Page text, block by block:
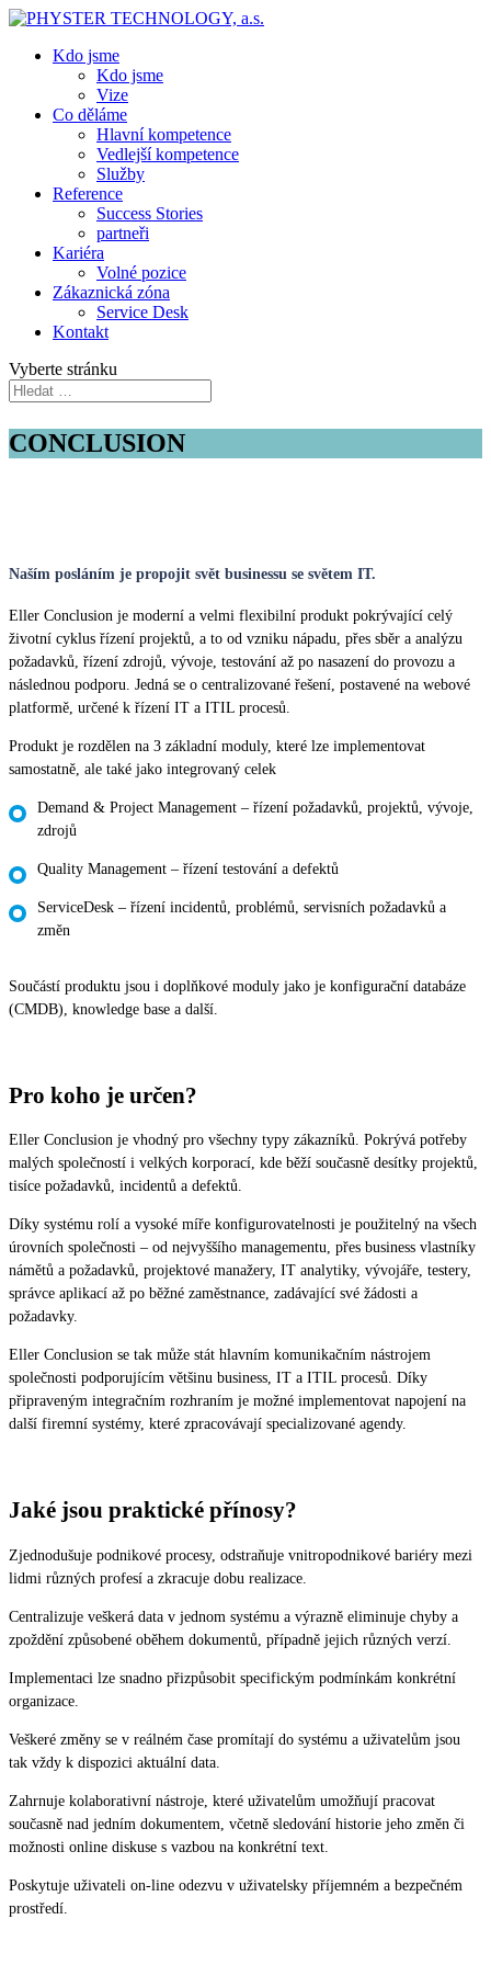
Kdo jsme
Kdo jsme
Vize
Co děláme
Hlavní kompetence
Vedlejší kompetence
Služby
Reference
Success Stories
partneři
Kariéra
Volné pozice
Zákaznická zóna
Service Desk
Kontakt
Vyberte stránku
CONCLUSION
Naším posláním je propojit svět businessu se světem IT.
Eller Conclusion je moderní a velmi flexibilní produkt pokrývající celý
životní cyklus řízení projektů, a to od vzniku nápadu, přes sběr a analýzu
požadavků, řízení zdrojů, vývoje, testování až po nasazení do provozu a
následnou podporu. Jedná se o centralizované řešení, postavené na webové
platformě, určené k řízení IT a ITIL procesů.
Produkt je rozdělen na 3 základní moduly, které lze implementovat
samostatně, ale také jako integrovaný celek
Demand & Project Management – řízení požadavků, projektů, vývoje,
zdrojů
Quality Management – řízení testování a defektů
ServiceDesk – řízení incidentů, problémů, servisních požadavků a
změn
Součástí produktu jsou i doplňkové moduly jako je konfigurační databáze
(CMDB), knowledge base a další.
Pro koho je určen?
Eller Conclusion je vhodný pro všechny typy zákazníků. Pokrývá potřeby
malých společností i velkých korporací, kde běží současně desítky projektů,
tisíce požadavků, incidentů a defektů.
Díky systému rolí a vysoké míře konfigurovatelnosti je použitelný na všech
úrovních společnosti – od nejvyššího managementu, přes business vlastníky
námětů a požadavků, projektové manažery, IT analytiky, vývojáře, testery,
správce aplikací až po běžné zaměstnance, zadávající své žádosti a
požadavky.
Eller Conclusion se tak může stát hlavním komunikačním nástrojem
společnosti podporujícím většinu business, IT a ITIL procesů. Díky
připraveným integračním rozhraním je možné implementovat napojení na
další firemní systémy, které zpracovávají specializované agendy.
Jaké jsou praktické přínosy?
Zjednodušuje podnikové procesy, odstraňuje vnitropodnikové bariéry mezi
lidmi různých profesí a zkracuje dobu realizace.
Centralizuje veškerá data v jednom systému a výrazně eliminuje chyby a
zpoždění způsobené oběhem dokumentů, případně jejich různých verzí.
Implementaci lze snadno přizpůsobit specifickým podmínkám konkrétní
organizace.
Veškeré změny se v reálném čase promítají do systému a uživatelům jsou
tak vždy k dispozici aktuální data.
Zahrnuje kolaborativní nástroje, které uživatelům umožňují pracovat
současně nad jedním dokumentem, včetně sledování historie jeho změn či
možnosti online diskuse s vazbou na konkrétní text.
Poskytuje uživateli on-line odezvu v uživatelsky příjemném a bezpečném
prostředí.